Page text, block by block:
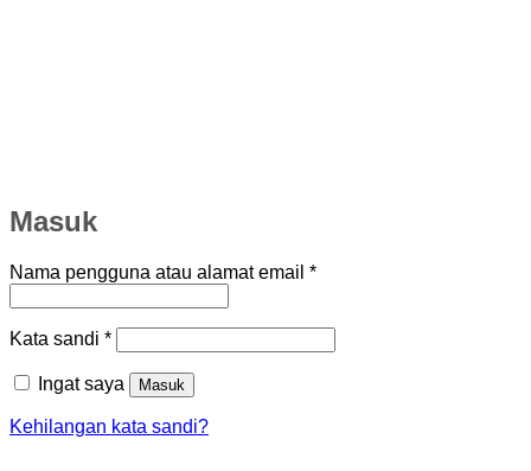
Masuk
Nama pengguna atau alamat email *Wajib
Kata sandi *Wajib
Ingat saya Masuk
Kehilangan kata sandi?